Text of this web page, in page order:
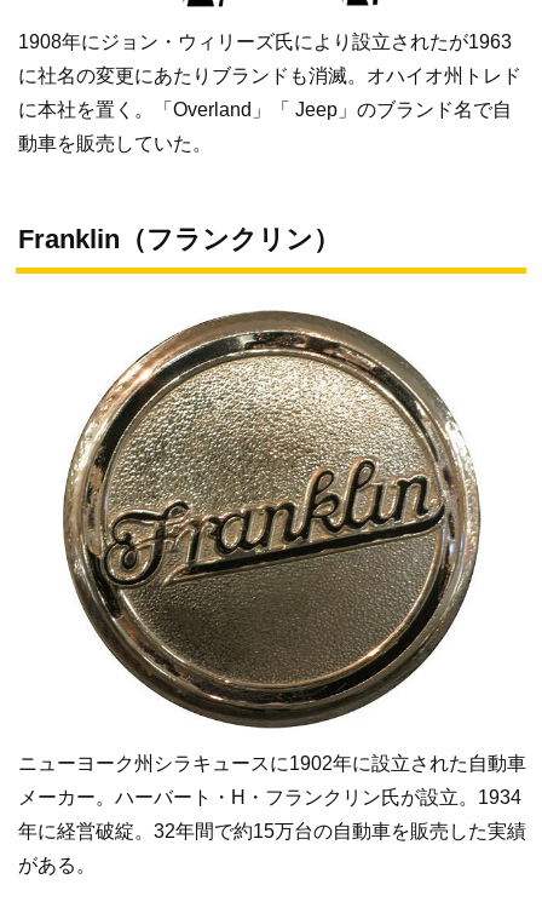
1908年にジョン・ウィリーズ氏により設立されたが1963
に社名の変更にあたりブランドも消滅。オハイオ州トレド
に本社を置く。「Overland」「 Jeep」のブランド名で自
動車を販売していた。
Franklin（フランクリン）
ニューヨーク州シラキュースに1902年に設立された自動車
メーカー。ハーバート・H・フランクリン氏が設立。1934
年に経営破綻。32年間で約15万台の自動車を販売した実績
がある。